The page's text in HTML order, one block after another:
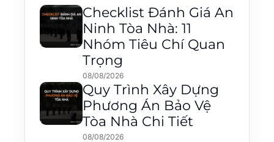
Checklist Đánh Giá An
Ninh Tòa Nhà: 11
Nhóm Tiêu Chí Quan
Trọng
08/08/2026
Quy Trình Xây Dựng
Phương Án Bảo Vệ
Tòa Nhà Chi Tiết
08/08/2026